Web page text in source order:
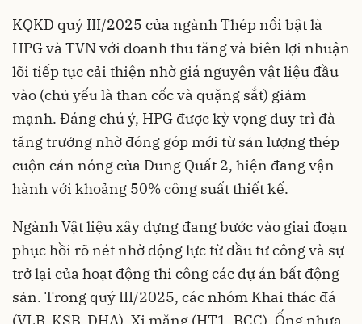
KQKD quý III/2025 của ngành Thép nổi bật là
HPG và TVN với doanh thu tăng và biên lợi nhuận
lõi tiếp tục cải thiện nhờ giá nguyên vật liệu đầu
vào (chủ yếu là than cốc và quặng sắt) giảm
mạnh. Đáng chú ý, HPG được kỳ vọng duy trì đà
tăng trưởng nhờ đóng góp mới từ sản lượng thép
cuộn cán nóng của Dung Quất 2, hiện đang vận
hành với khoảng 50% công suất thiết kế.
Ngành Vật liệu xây dựng đang bước vào giai đoạn
phục hồi rõ nét nhờ động lực từ đầu tư công và sự
trở lại của hoạt động thi công các dự án bất động
sản. Trong quý III/2025, các nhóm Khai thác đá